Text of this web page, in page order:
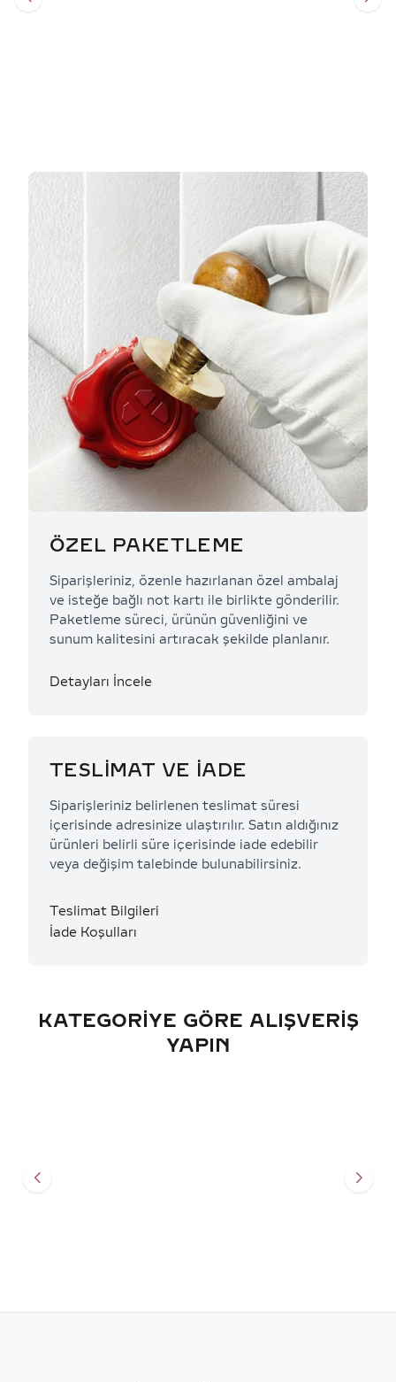
ÖZEL PAKETLEME
Siparişleriniz, özenle hazırlanan özel ambalaj
ve isteğe bağlı not kartı ile birlikte gönderilir.
Paketleme süreci, ürünün güvenliğini ve
sunum kalitesini artıracak şekilde planlanır.
Detayları İncele
TESLİMAT VE İADE
Siparişleriniz belirlenen teslimat süresi
içerisinde adresinize ulaştırılır. Satın aldığınız
ürünleri belirli süre içerisinde iade edebilir
veya değişim talebinde bulunabilirsiniz.
Teslimat Bilgileri
İade Koşulları
KATEGORIYE GÖRE ALIŞVERIŞ
YAPIN